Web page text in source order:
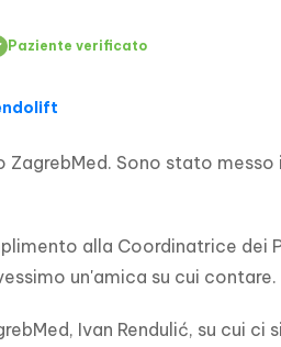
Paziente verificato
ZagrebMed. Sono stato
alla Coordinatrice dei
un'amica su cui
Ivan Rendulić, su cui